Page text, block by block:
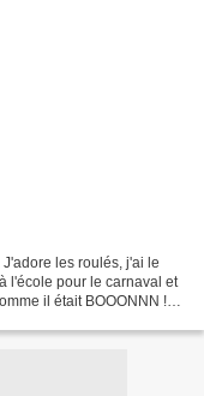
les roulés, j'ai le
l'école pour le carnaval et
il était BOOONNN !